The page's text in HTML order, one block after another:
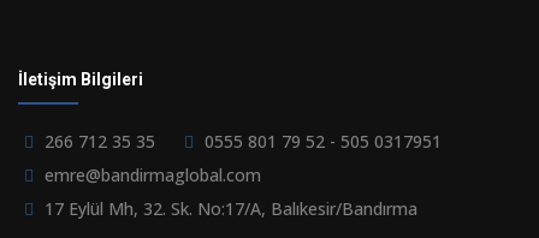
İletişim Bilgileri
266 712 35 35
0555 801 79 52 - 505 0317951
emre@bandirmaglobal.com
17 Eylül Mh, 32. Sk. No:17/A, Balıkesir/Bandırma